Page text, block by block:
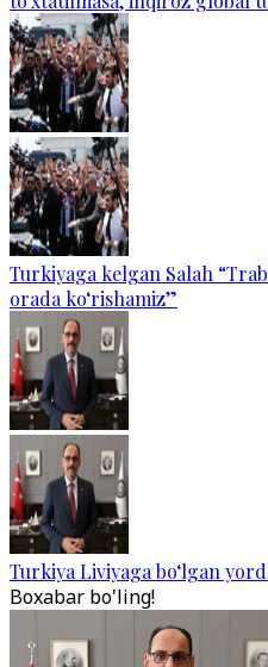
Turkiyaga kelgan Salah
orada ko‘rishamiz”
Turkiya Liviyaga bo‘lgan
Boxabar bo'ling!